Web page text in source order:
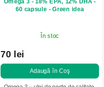
60 capsule - Green idea
În stoc
70 lei
Adaugă în Coş